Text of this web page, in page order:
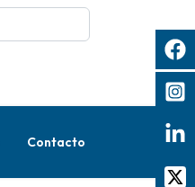
Contacto